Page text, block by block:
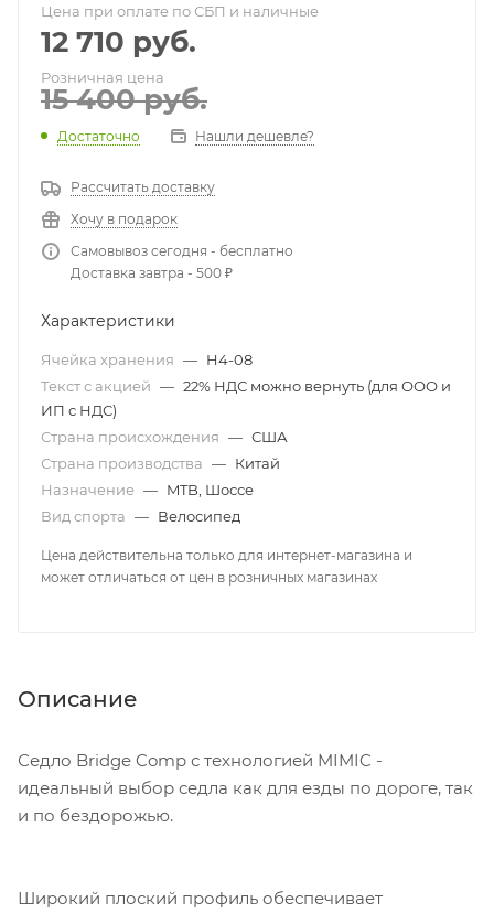
Цена при оплате по СБП и наличные
12 710 руб.
Розничная цена
15 400руб.
Достаточно Нашли дешевле?
Рассчитать доставку
Хочу в подарок
Самовывоз сегодня - бесплатно
Доставка завтра - 500 ₽
Характеристики
Ячейка хранения — H4-08
Текст с акцией — 22% НДС можно вернуть (для ООО и
ИП с НДС)
Страна происхождения — США
Страна производства — Китай
Назначение — MTB, Шоссе
Вид спорта — Велосипед
Цена действительна только для интернет-магазина и
может отличаться от цен в розничных магазинах
Описание
Седло Bridge Comp с технологией MIMIC -
идеальный выбор седла как для езды по дороге, так
и по бездорожью.
Широкий плоский профиль обеспечивает